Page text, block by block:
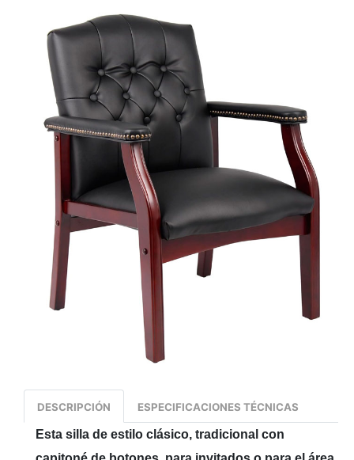
DESCRIPCIÓN ESPECIFICACIONES TÉCNICAS
Esta silla de estilo clásico, tradicional con